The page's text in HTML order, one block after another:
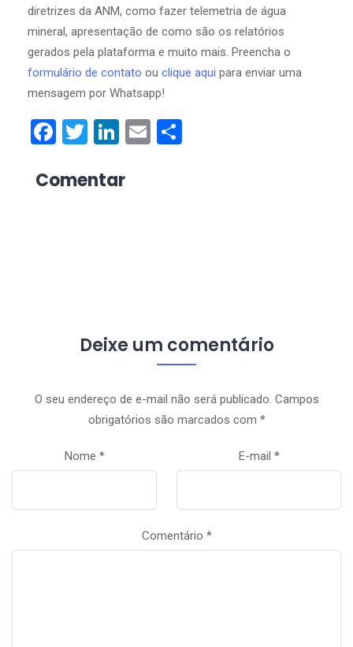
diretrizes da ANM, como fazer telemetria de água
mineral, apresentação de como são os relatórios
gerados pela plataforma e muito mais. Preencha o
formulário de contato ou clique aqui para enviar uma
mensagem por Whatsapp!
Facebook
Twitter
LinkedIn
Email
Comentar
Deixe um comentário
O seu endereço de e-mail não será publicado. Campos
obrigatórios são marcados com *
Nome * E-mail *
Comentário *